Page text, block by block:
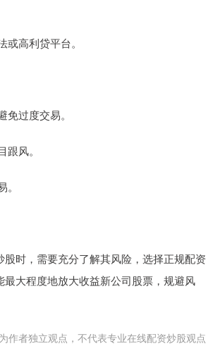
高利贷平台。
过度交易。
风。
时，需要充分了解其风险，选择正规配资
大程度地放大收益新公司股票，规避风
作者独立观点，不代表专业在线配资炒股观点